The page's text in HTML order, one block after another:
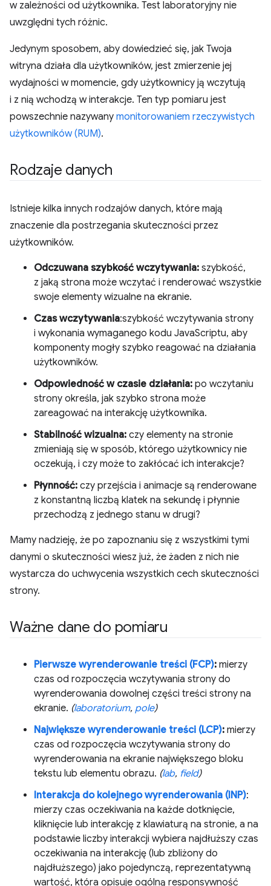
w zależności od użytkownika. Test laboratoryjny nie
uwzględni tych różnic.
Jedynym sposobem, aby dowiedzieć się, jak Twoja
witryna działa dla użytkowników, jest zmierzenie jej
wydajności w momencie, gdy użytkownicy ją wczytują
i z nią wchodzą w interakcje. Ten typ pomiaru jest
powszechnie nazywany monitorowaniem rzeczywistych
użytkowników (RUM).
Rodzaje danych
Istnieje kilka innych rodzajów danych, które mają
znaczenie dla postrzegania skuteczności przez
użytkowników.
Odczuwana szybkość wczytywania: szybkość,
z jaką strona może wczytać i renderować wszystkie
swoje elementy wizualne na ekranie.
Czas wczytywania:szybkość wczytywania strony
i wykonania wymaganego kodu JavaScriptu, aby
komponenty mogły szybko reagować na działania
użytkowników.
Odpowiedność w czasie działania: po wczytaniu
strony określa, jak szybko strona może
zareagować na interakcję użytkownika.
Stabilność wizualna: czy elementy na stronie
zmieniają się w sposób, którego użytkownicy nie
oczekują, i czy może to zakłócać ich interakcje?
Płynność: czy przejścia i animacje są renderowane
z konstantną liczbą klatek na sekundę i płynnie
przechodzą z jednego stanu w drugi?
Mamy nadzieję, że po zapoznaniu się z wszystkimi tymi
danymi o skuteczności wiesz już, że żaden z nich nie
wystarcza do uchwycenia wszystkich cech skuteczności
strony.
Ważne dane do pomiaru
Pierwsze wyrenderowanie treści (FCP): mierzy
czas od rozpoczęcia wczytywania strony do
wyrenderowania dowolnej części treści strony na
ekranie. (laboratorium, pole)
Największe wyrenderowanie treści (LCP): mierzy
czas od rozpoczęcia wczytywania strony do
wyrenderowania na ekranie największego bloku
tekstu lub elementu obrazu. (lab, field)
Interakcja do kolejnego wyrenderowania (INP):
mierzy czas oczekiwania na każde dotknięcie,
kliknięcie lub interakcję z klawiaturą na stronie, a na
podstawie liczby interakcji wybiera najdłuższy czas
oczekiwania na interakcję (lub zbliżony do
najdłuższego) jako pojedynczą, reprezentatywną
wartość, która opisuje ogólną responsywność